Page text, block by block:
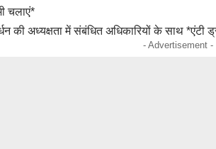
चलाएं*
की अध्यक्षता में संबंधित अधिकारियों के साथ *एंटी
- Advertisement -